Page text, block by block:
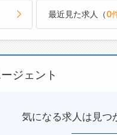
4）HAPPY：達成感・
気自動車、ワンボック
■保養・宿泊施設（東
■事業�
トな食を提供しています
・厨房レイアウト、ス
最近見た求人（0
ジェント
気になる求人は見つ